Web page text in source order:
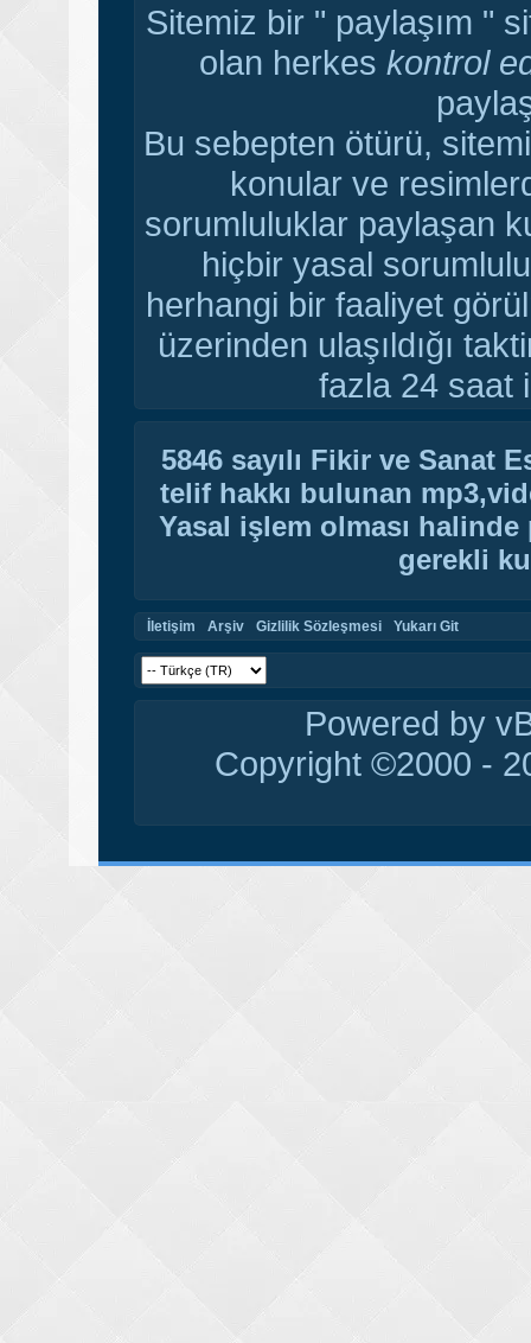
Sitemiz bir " paylaşım "
olan herkes kontrol
Bu sebepten ötürü,
konular ve
sorumluluklar paylaşan
hiçbir yasal
herhangi bir faaliyet
üzerinden ulaşıldığı
fazla 24 saat
5846 sayılı Fikir ve Sanat
telif hakkı bulunan
Yasal işlem olması
gerekli
İletişim Arşiv Gizlilik Sözleşmesi Yukarı Git
Powered by
Copyright ©2000 -